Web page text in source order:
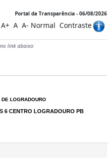
Portal da Transparência - 06/08/2026
A+ A A- Normal Contraste
link abaixo:
DE LOGRADOURO
6 CENTRO LOGRADOURO PB